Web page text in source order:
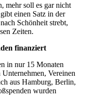
mehr soll es gar nicht
einen Satz in der
Schönheit strebt,
Zeiten.
finanziert
in nur 15 Monaten
Vereinen
aus Hamburg, Berlin,
wurden